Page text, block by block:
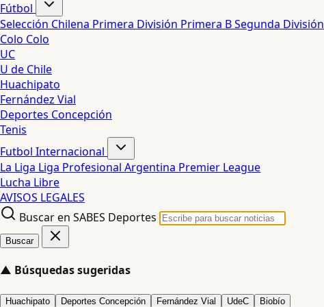
Fútbol
Selección Chilena Primera División Primera BSegunda División
Colo Colo
UC
U de Chile
Huachipato
Fernández Vial
Deportes Concepción
Tenis
Futbol Internacional
La Liga Liga Profesional Argentina Premier League
Lucha Libre
AVISOS LEGALES
Buscar en SABES Deportes
Buscar
▲ Búsquedas sugeridas
Huachipato Deportes Concepción Fernández Vial UdeC Biobío